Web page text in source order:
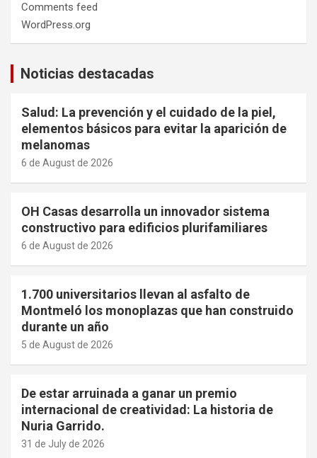
Comments feed
WordPress.org
Noticias destacadas
Salud: La prevención y el cuidado de la piel,
elementos básicos para evitar la aparición de
melanomas
6 de August de 2026
OH Casas desarrolla un innovador sistema
constructivo para edificios plurifamiliares
6 de August de 2026
1.700 universitarios llevan al asfalto de
Montmeló los monoplazas que han construido
durante un año
5 de August de 2026
De estar arruinada a ganar un premio
internacional de creatividad: La historia de
Nuria Garrido.
31 de July de 2026